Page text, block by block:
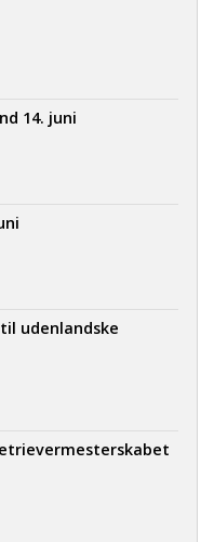
14. juni
udenlandske